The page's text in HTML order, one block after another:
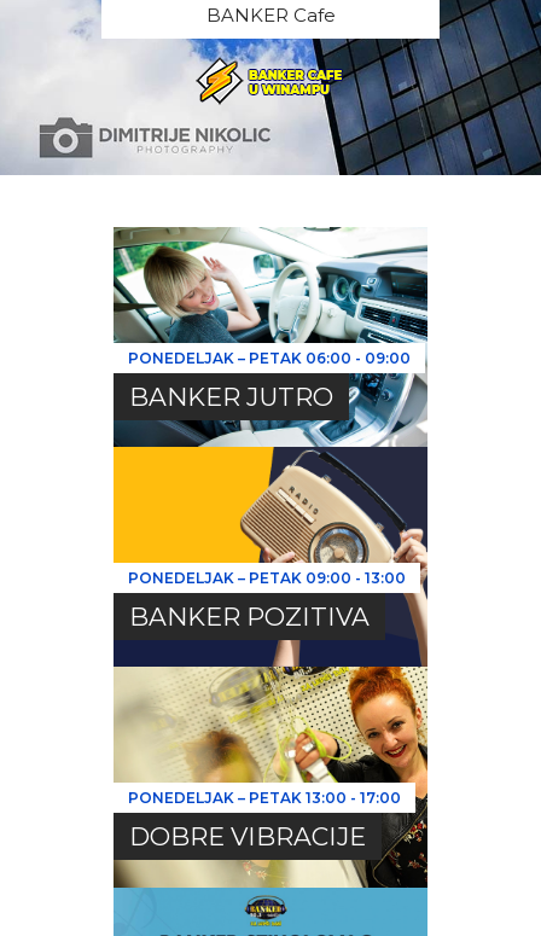
BANKER Cafe
PONEDELJAK – PETAK 06:00 - 09:00
BANKER JUTRO
PONEDELJAK – PETAK 09:00 - 13:00
BANKER POZITIVA
PONEDELJAK – PETAK 13:00 - 17:00
DOBRE VIBRACIJE